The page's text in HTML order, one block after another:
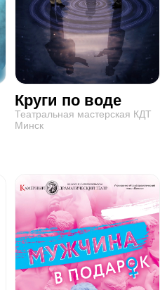
Круги по воде
Театральная мастерская КДТ
Минск